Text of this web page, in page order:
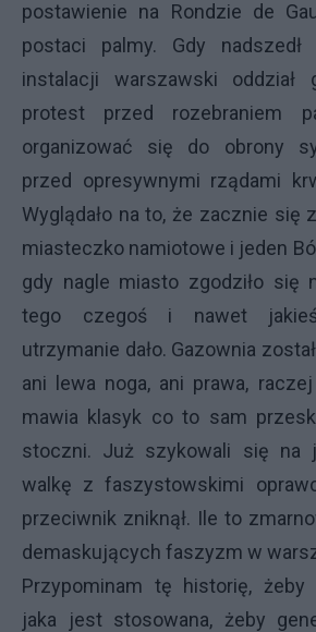
postawienie na Rondzie de
postaci palmy. Gdy nadszedł
instalacji warszawski oddział
protest przed rozebraniem
organizować się do obrony
przed opresywnymi rządami
Wyglądało na to, że zacznie się
miasteczko namiotowe i jeden
gdy nagle miasto zgodziło się
tego czegoś i nawet
utrzymanie dało. Gazownia
ani lewa noga, ani prawa,
mawia klasyk co to sam
stoczni. Już szykowali się na
walkę z faszystowskimi
przeciwnik zniknął. Ile to
demaskujących faszyzm w
Przypominam tę historię, żeby
jaka jest stosowana, żeby